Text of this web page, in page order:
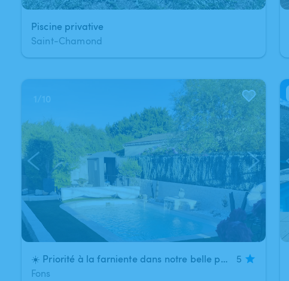
Piscine privative
Saint-Chamond
1/10
☀️ Priorité à la farniente dans notre belle piscine ☀️
5
Fons